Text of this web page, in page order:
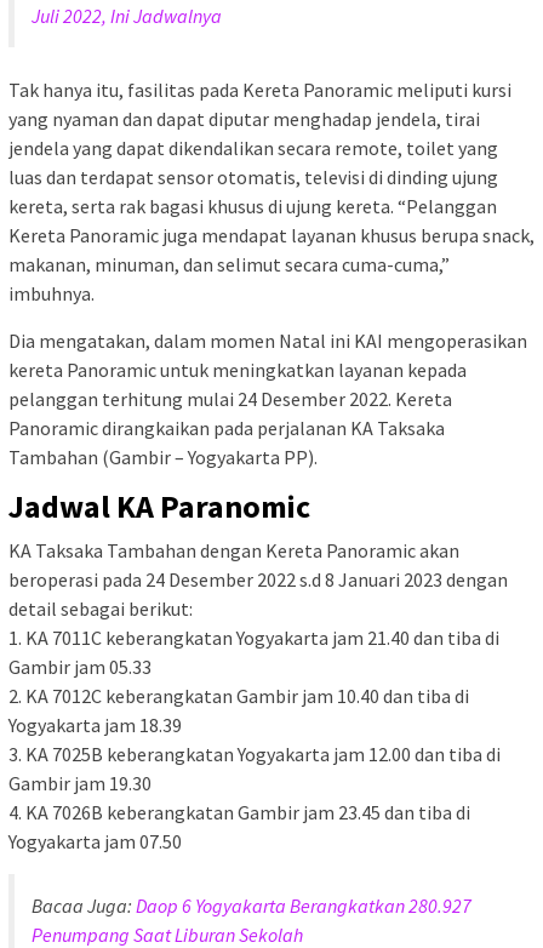
Juli 2022, Ini Jadwalnya
Tak hanya itu, fasilitas pada Kereta Panoramic meliputi kursi
yang nyaman dan dapat diputar menghadap jendela, tirai
jendela yang dapat dikendalikan secara remote, toilet yang
luas dan terdapat sensor otomatis, televisi di dinding ujung
kereta, serta rak bagasi khusus di ujung kereta. “Pelanggan
Kereta Panoramic juga mendapat layanan khusus berupa snack,
makanan, minuman, dan selimut secara cuma-cuma,”
imbuhnya.
Dia mengatakan, dalam momen Natal ini KAI mengoperasikan
kereta Panoramic untuk meningkatkan layanan kepada
pelanggan terhitung mulai 24 Desember 2022. Kereta
Panoramic dirangkaikan pada perjalanan KA Taksaka
Tambahan (Gambir – Yogyakarta PP).
Jadwal KA Paranomic
KA Taksaka Tambahan dengan Kereta​ ​Panoramic akan
beroperasi pada 24 Desember 2022 s.d 8 Januari 2023 dengan
detail sebagai berikut:
1. KA 7011C keberangkatan Yogyakarta jam 21.40 dan tiba di
Gambir jam 05.33
2. KA 7012C keberangkatan Gambir jam 10.40 dan tiba di
Yogyakarta jam 18.39
3. KA 7025B keberangkatan Yogyakarta jam 12.00 dan tiba di
Gambir jam 19.30
4. KA 7026B keberangkatan Gambir jam 23.45 dan tiba di
Yogyakarta jam 07.50
Bacaa Juga: Daop 6 Yogyakarta Berangkatkan 280.927
Penumpang Saat Liburan Sekolah